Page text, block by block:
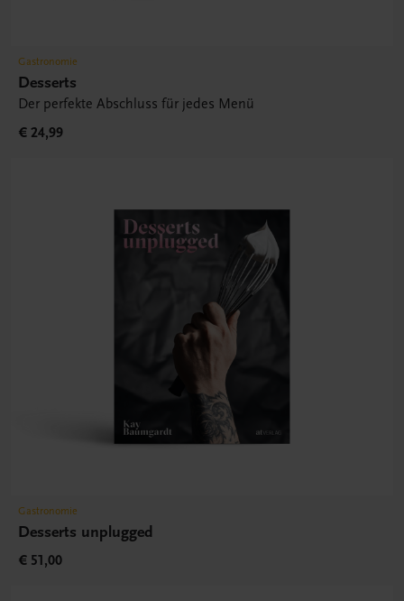
Gastronomie
Desserts
Der perfekte Abschluss für jedes Menü
€ 24,99
Gastronomie
Desserts unplugged
€ 51,00